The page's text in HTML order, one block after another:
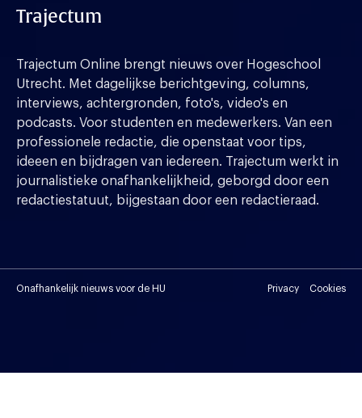
Trajectum
Trajectum Online brengt nieuws over Hogeschool
Utrecht. Met dagelijkse berichtgeving, columns,
interviews, achtergronden, foto's, video's en
podcasts. Voor studenten en medewerkers. Van een
professionele redactie, die openstaat voor tips,
ideeen en bijdragen van iedereen. Trajectum werkt in
journalistieke onafhankelijkheid, geborgd door een
redactiestatuut, bijgestaan door een redactieraad.
Onafhankelijk nieuws voor de HU Privacy Cookies